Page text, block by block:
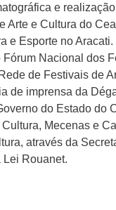
e
Arte e Cultura do
e Esporte no Aracati.
Nacional dos
de Festivais de
de imprensa da
do Estado do
Mecenas e
através da
Rouanet.